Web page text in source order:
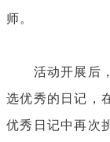
师。
活动开展后，
选优秀的日记，
优秀日记中再次